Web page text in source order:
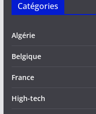
Catégories
Algérie
Belgique
France
High-tech